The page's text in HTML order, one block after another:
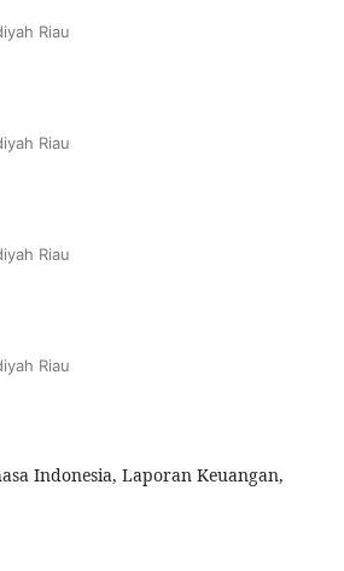
Riau
Riau
Riau
Riau
Indonesia, Laporan Keuangan,